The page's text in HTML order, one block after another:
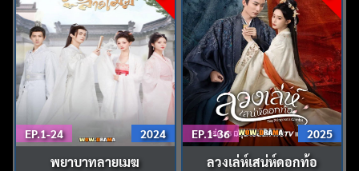
EP.1-24 2024
พยาบาทลายเมฆ
EP.1-36 2025
ลวงเล่ห์เสน่ห์ดอกท้อ